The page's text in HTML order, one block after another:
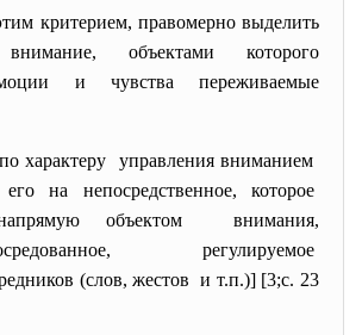
критерием, правомерно выделить
внимание, объектами которого
и чувства переживаемые
характеру управления вниманием
на непосредственное, которое
напрямую объектом внимания,
регулируемое
(слов, жестов и т.п.)] [3;c. 23